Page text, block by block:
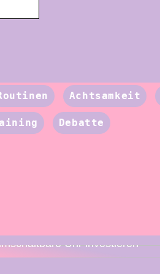
Achtsamkeit
Debatte
Uhr investieren